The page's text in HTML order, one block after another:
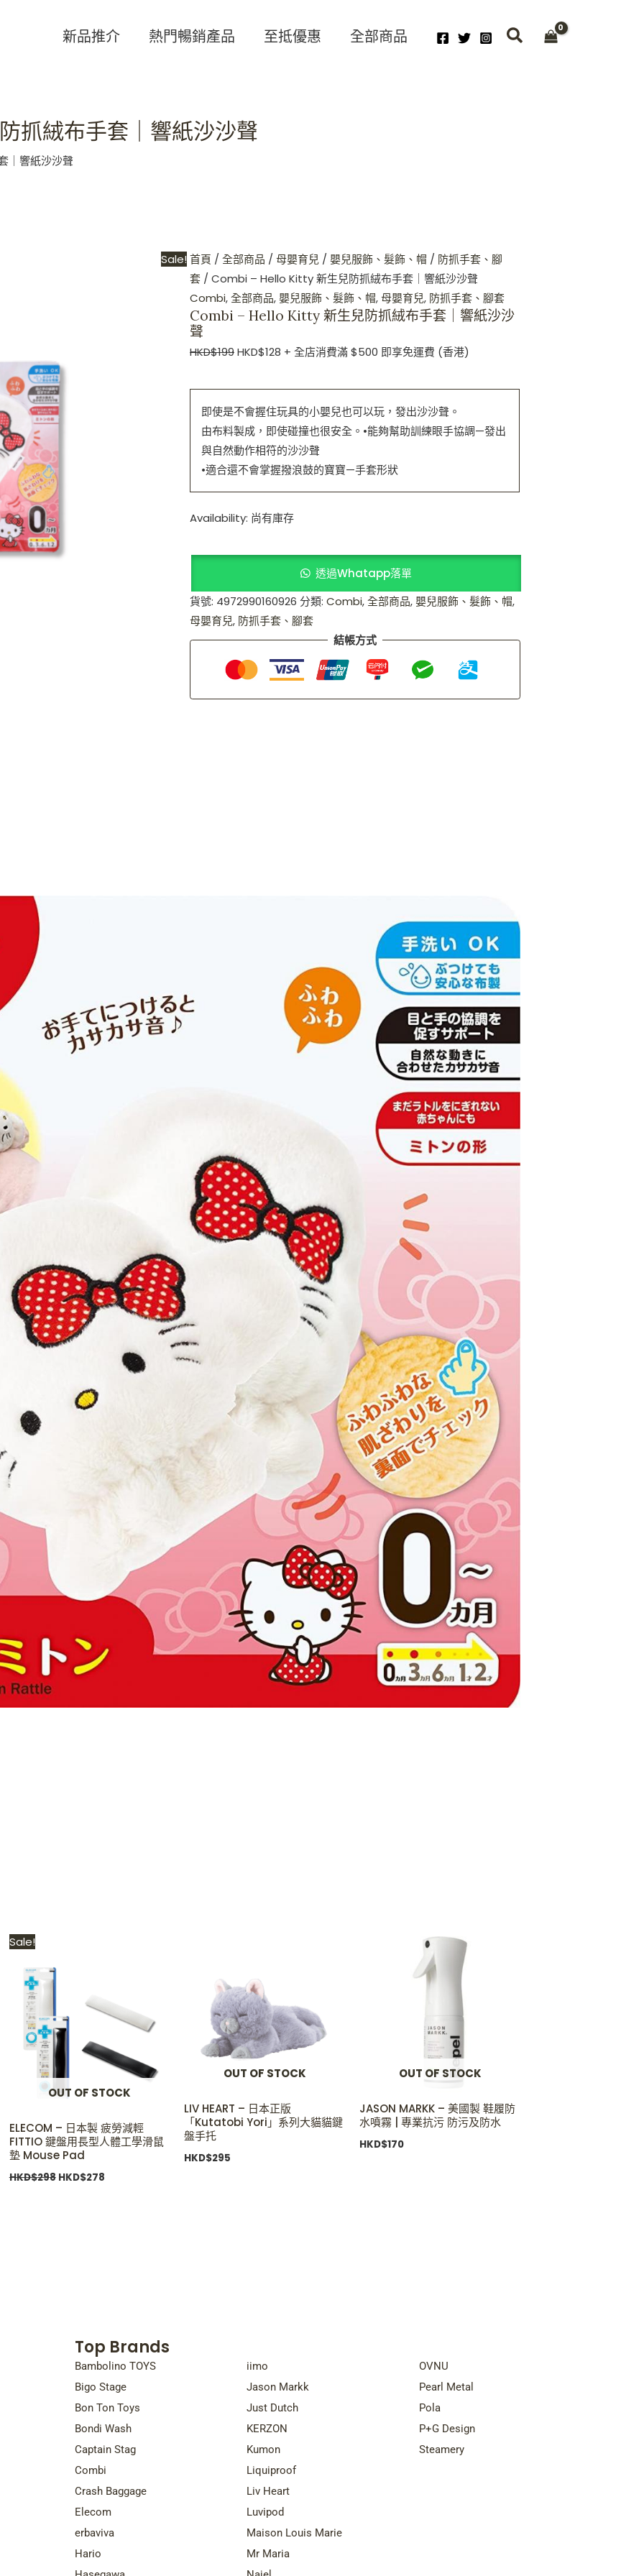
新品推介 熱門暢銷產品 至抵優惠 全部商品
抓絨布手套｜響紙沙沙聲
｜響紙沙沙聲
Sale! 首頁 / 全部商品 / 母嬰育兒 / 嬰兒服飾、髮飾、帽 / 防抓手套、腳
套 / Combi – Hello Kitty 新生兒防抓絨布手套｜響紙沙沙聲
Combi,全部商品, 嬰兒服飾、髮飾、帽,母嬰育兒, 防抓手套、腳套
Combi – Hello Kitty 新生兒防抓絨布手套｜響紙沙沙
聲
HKD$199HKD$128
price
is:
+ 全店消費滿 $500 即享免運費 (香港)
即使是不會握住玩具的小嬰兒也可以玩，發出沙沙聲。
由布料製成，即使碰撞也很安全。•能夠幫助訓練眼手協調—發出
與自然動作相符的沙沙聲
•適合還不會掌握撥浪鼓的寶寶—手套形狀
Availability: 尚有庫存
-
Hello
兒
防
｜
響
紙
沙
沙
聲
透過Whatapp落單
貨號: 4972990160926 分類: Combi,全部商品, 嬰兒服飾、髮飾、帽,
母嬰育兒, 防抓手套、腳套
結帳方式
Sale!
OUT OF STOCK
ELECOM – 日本製 疲勞減輕
FITTIO 鍵盤用長型人體工學滑鼠
墊 Mouse Pad
HKD$298 HKD$278
OUT OF STOCK
LIV HEART – 日本正版
「Kutatobi Yori」系列大貓貓鍵
盤手托
HKD$295
OUT OF STOCK
JASON MARKK – 美國製 鞋履防
水噴霧 | 專業抗污 防污及防水
HKD$170
OVNU
Pearl Metal
Pola
P+G Design
Steamery
iimo
Jason Markk
Just Dutch
KERZON
Kumon
Liquiproof
Liv Heart
Luvipod
Maison Louis Marie
Mr Maria
Top Brands
Bambolino TOYS
Bigo Stage
Bon Ton Toys
Bondi Wash
Captain Stag
Combi
Crash Baggage
Elecom
erbaviva
Hario